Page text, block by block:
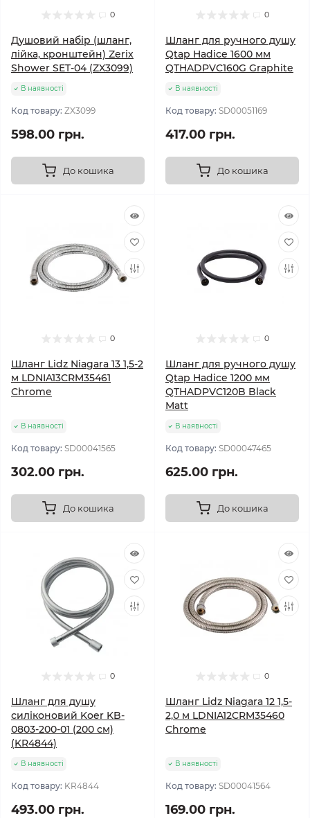
0
Душовий набір (шланг,
лійка, кронштейн) Zerix
Shower SET-04 (ZX3099)
В наявності
Код товару: ZX3099
598.00 грн.
До кошика
0
Шланг для ручного душу
Qtap Hadice 1600 мм
QTHADPVC160G Graphite
В наявності
Код товару: SD00051169
417.00 грн.
До кошика
0
Шланг Lidz Niagara 13 1,5-2
м LDNIA13CRM35461
Chrome
В наявності
Код товару: SD00041565
302.00 грн.
До кошика
0
Шланг для ручного душу
Qtap Hadice 1200 мм
QTHADPVC120B Black
Matt
В наявності
Код товару: SD00047465
625.00 грн.
До кошика
0
Шланг для душу
силіконовий Koer KB-
0803-200-01 (200 см)
(KR4844)
В наявності
Код товару: KR4844
493.00 грн.
0
Шланг Lidz Niagara 12 1,5-
2,0 м LDNIA12CRM35460
Chrome
В наявності
Код товару: SD00041564
169.00 грн.